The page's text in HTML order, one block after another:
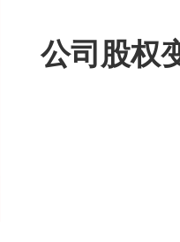
公司股权